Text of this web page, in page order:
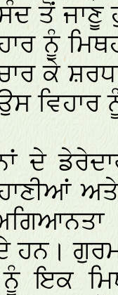
ਤੋਂ
ਨੂੰ
ਕੇ
ਵਿਹਾਰ
ਦੇ
ਹਨ।
ਇਕ